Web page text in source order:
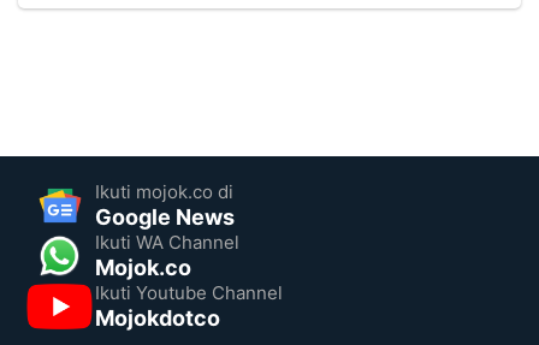
Ikuti mojok.co di
Google News
Ikuti WA Channel
Mojok.co
Ikuti Youtube Channel
Mojokdotco